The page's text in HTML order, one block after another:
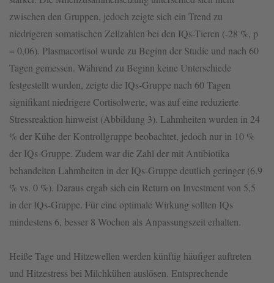
zwischen den Gruppen, jedoch zeigte sich ein Trend zu
niedrigeren somatischen Zellzahlen bei den IQs-Tieren (-28 %, p
= 0,06). Plasmacortisol wurde zu Beginn der Studie und nach 60
Tagen gemessen. Während zu Beginn keine Unterschiede
festgestellt wurden, zeigte die IQs-Gruppe nach 60 Tagen
signifikant niedrigere Cortisolwerte, was auf eine reduzierte
Stressreaktion hinweist (Abbildung 3). Lahmheiten wurden in 24
% der Kühe der Kontrollgruppe beobachtet, jedoch nur in 10 %
der IQs-Gruppe. Zudem war die Zahl der mit Antibiotika
behandelten Lahmheiten in der IQs-Gruppe deutlich geringer (6,9
% vs. 0 %). Daraus ergab sich ein Return on Investment von 5,5
in der IQs-Gruppe. Für eine optimale Wirkung sollten IQs
mindestens 6, besser 8 Wochen als Anpassungszeit erhalten.
Heiße Tage und Hitzewellen werden künftig häufiger auftreten
und Hitzestress bei Milchkühen auslösen. Entsprechende